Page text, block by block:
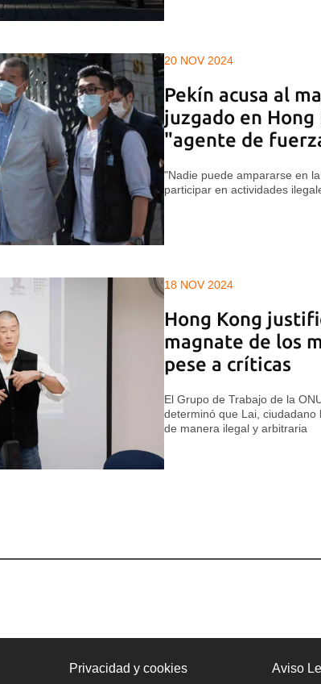
20 NOV 2024
Pekín acusa al
juzgado en Hong
"agente de
"Nadie puede ampararse en
participar en actividades
18 NOV 2024
Hong Kong
magnate de los
pese a críticas
El Grupo de Trabajo de la
determinó que Lai,
de manera ilegal y arbitraria
Privacidad y cookies Aviso